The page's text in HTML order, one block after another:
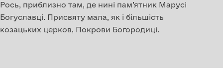
Рось, приблизно там, де нині пам’ятник Марусі
Богуславці. Присвяту мала, як і більшість
козацьких церков, Покрови Богородиці.